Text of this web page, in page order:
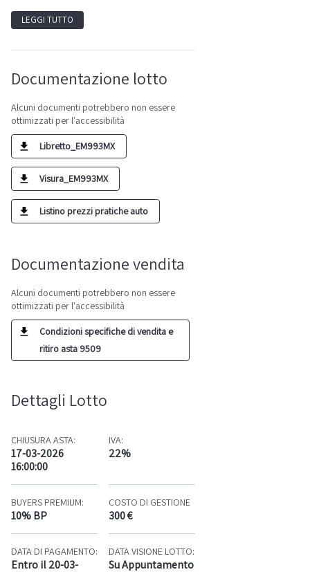
LEGGI TUTTO
Documentazione lotto
Alcuni documenti potrebbero non essere
ottimizzati per l'accessibilità
Libretto_EM993MX
Visura_EM993MX
Listino prezzi pratiche auto
Documentazione vendita
Alcuni documenti potrebbero non essere
ottimizzati per l'accessibilità
Condizioni specifiche di vendita e
ritiro asta 9509
Dettagli Lotto
CHIUSURA ASTA:
17-03-2026
16:00:00
IVA:
22%
BUYERS PREMIUM:
10% BP
COSTO DI GESTIONE
300 €
DATA DI PAGAMENTO:
Entro il 20-03-
DATA VISIONE LOTTO:
Su Appuntamento